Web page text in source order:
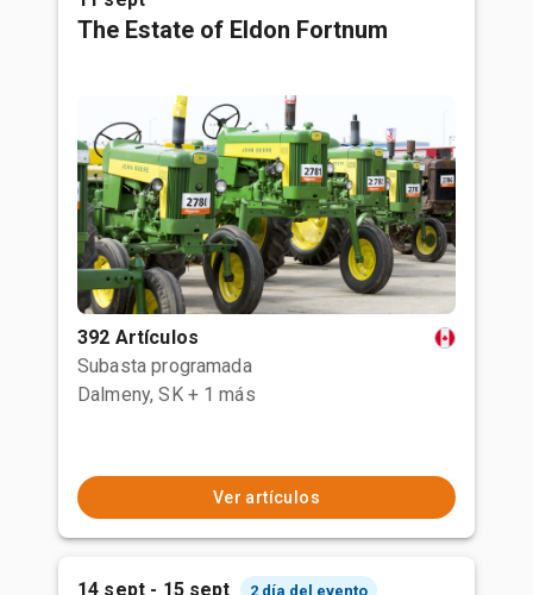
The Estate of Eldon Fortnum
392 Artículos
Subasta programada
Dalmeny, SK + 1 más
Ver artículos
14 sept - 15 sept 2 día del evento